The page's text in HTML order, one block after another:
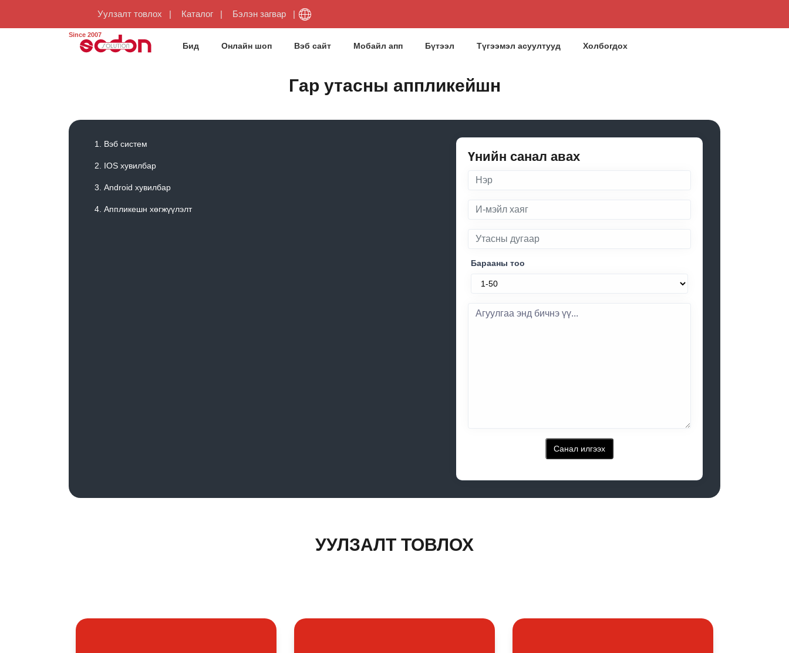
Уулзалт товлох Каталог Бэлэн загвар
Since 2007
Бид Онлайн шоп Вэб сайт Мобайл апп Бүтээл Түгээмэл асуултууд Холбогдох
Гар утасны аппликейшн
Вэб систем
IOS хувилбар
Android хувилбар
Аппликешн хөгжүүлэлт
Үнийн санал авах
Барааны тоо
Санал илгээх
УУЛЗАЛТ ТОВЛОХ